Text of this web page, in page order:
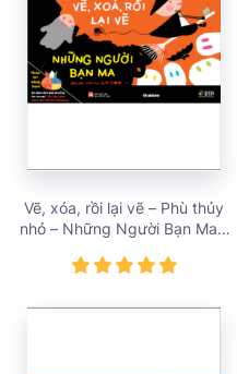
Vẽ, xóa, rồi lại vẽ – Phù thủy
nhỏ – Những Người Bạn Ma –